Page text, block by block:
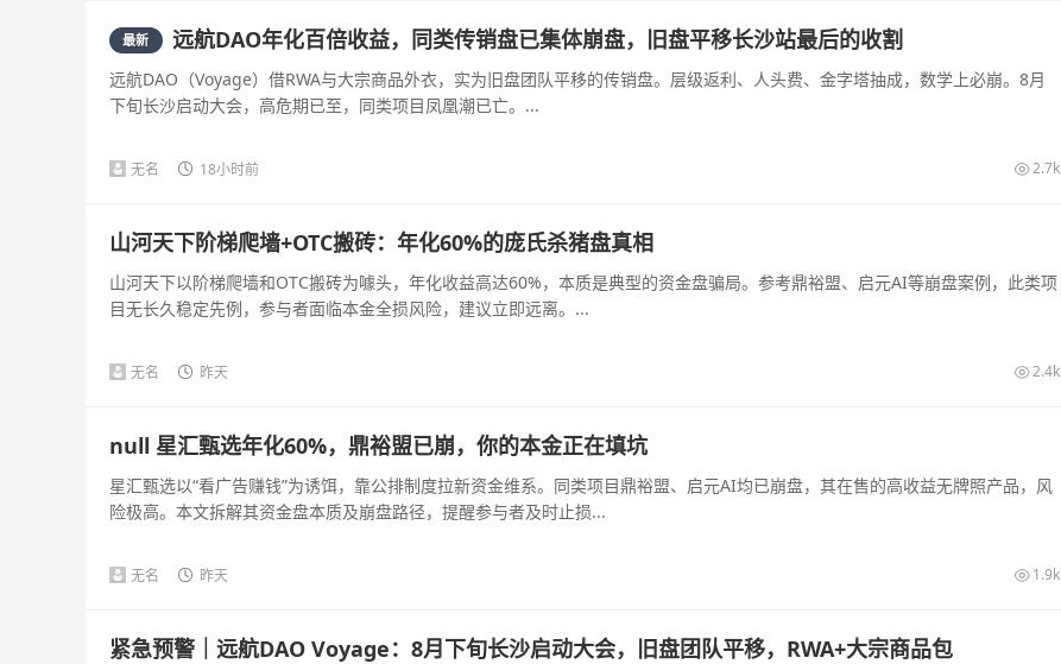
最新 远航DAO年化百倍收益，同类传销盘已集体崩盘，旧盘平移长沙站最后的收割
远航DAO（Voyage）借RWA与大宗商品外衣，实为旧盘团队平移的传销盘。层级返利、人头费、金字塔抽成，数学上必崩。8月
下旬长沙启动大会，高危期已至，同类项目凤凰潮已亡。...
无名 18小时前 2.7k
山河天下阶梯爬墙+OTC搬砖：年化60%的庞氏杀猪盘真相
山河天下以阶梯爬墙和OTC搬砖为噱头，年化收益高达60%，本质是典型的资金盘骗局。参考鼎裕盟、启元AI等崩盘案例，此类项
目无长久稳定先例，参与者面临本金全损风险，建议立即远离。...
无名 昨天 2.4k
null 星汇甄选年化60%，鼎裕盟已崩，你的本金正在填坑
星汇甄选以“看广告赚钱”为诱饵，靠公排制度拉新资金维系。同类项目鼎裕盟、启元AI均已崩盘，其在售的高收益无牌照产品，风
险极高。本文拆解其资金盘本质及崩盘路径，提醒参与者及时止损...
无名 昨天 1.9k
紧急预警｜远航DAO Voyage：8月下旬长沙启动大会，旧盘团队平移，RWA+大宗商品包